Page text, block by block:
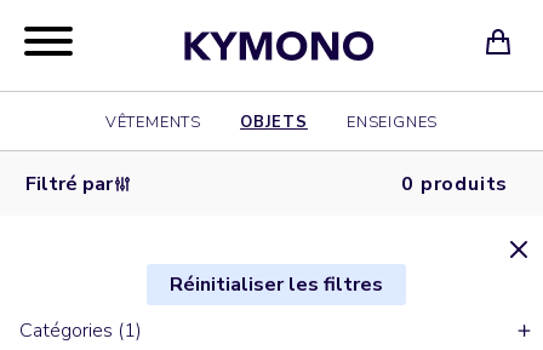
VÊTEMENTS OBJETS ENSEIGNES
Filtré par 0 produits
Réinitialiser les filtres
Catégories (1)